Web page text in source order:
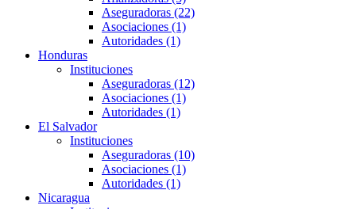
Aseguradoras (22)
Asociaciones (1)
Autoridades (1)
Honduras
Instituciones
Aseguradoras (12)
Asociaciones (1)
Autoridades (1)
El Salvador
Instituciones
Aseguradoras (10)
Asociaciones (1)
Autoridades (1)
Nicaragua